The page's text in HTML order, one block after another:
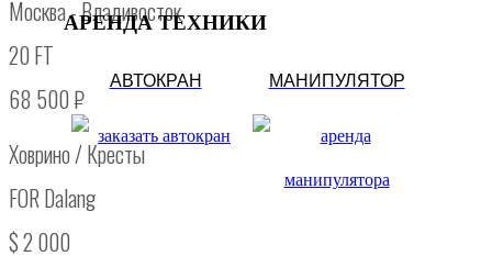
Москва - Владивосток
20 FT
68 500 ₽
Ховрино / Кресты
FOR Dalang
$ 2 000
АРЕНДА ТЕХНИКИ
АВТОКРАН МАНИПУЛЯТОР